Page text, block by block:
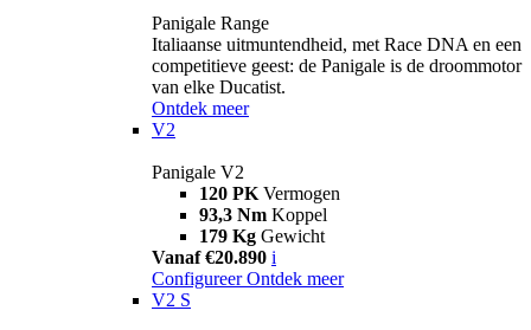
Panigale Range
Italiaanse uitmuntendheid, met Race DNA en een
competitieve geest: de Panigale is de droommotor
van elke Ducatist.
Ontdek meer
V2
Panigale V2
120 PK Vermogen
93,3 Nm Koppel
179 Kg Gewicht
Vanaf €20.890 i
Configureer Ontdek meer
V2 S